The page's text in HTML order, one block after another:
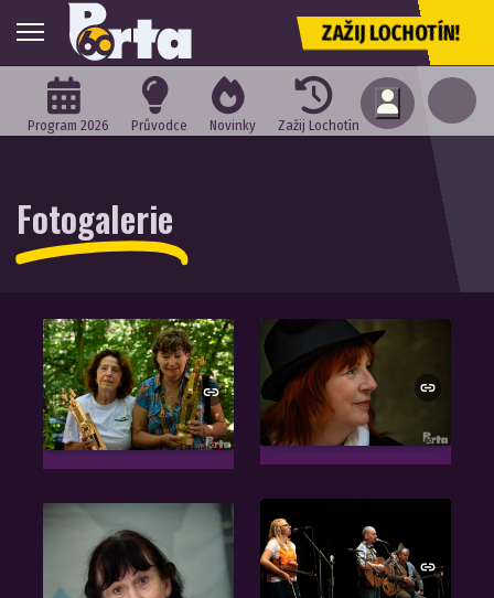
ZAŽIJ LOCHOTÍN!
Program 2026 Průvodce Novinky Zažij Lochotín
Fotogalerie